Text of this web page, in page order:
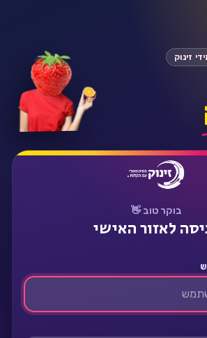
בוקר טוב 👋
לאזור האישי
זינוק